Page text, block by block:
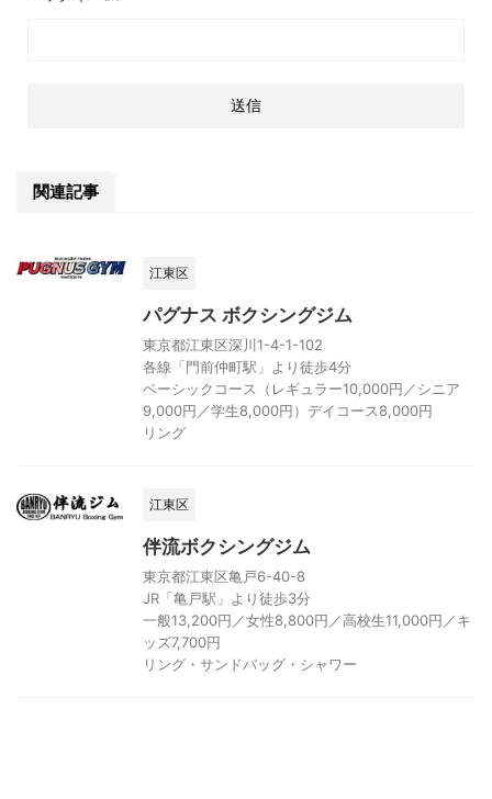
関連記事
江東区
パグナス ボクシングジム
東京都江東区深川1-4-1-102
各線「門前仲町駅」より徒歩4分
ベーシックコース（レギュラー10,000円／シニア
9,000円／学生8,000円）デイコース8,000円
リング
江東区
伴流ボクシングジム
東京都江東区亀戸6-40-8
JR「亀戸駅」より徒歩3分
一般13,200円／女性8,800円／高校生11,000円／キ
ッズ7,700円
リング・サンドバッグ・シャワー